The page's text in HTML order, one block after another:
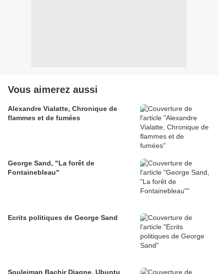
Vous aimerez aussi
Alexandre Vialatte, Chronique de
flammes et de fumées
George Sand, "La forêt de
Fontainebleau"
Ecrits politiques de George Sand
Souleiman Bachir Diagne, Ubuntu